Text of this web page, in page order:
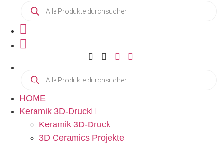
Products
search
Products
search
HOME
Keramik 3D-Druck
Keramik 3D-Druck
3D Ceramics Projekte